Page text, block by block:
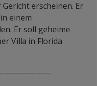
erscheinen. Er
einem
Er soll geheime
Villa in Florida